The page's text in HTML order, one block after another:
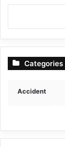
Categories
Accident